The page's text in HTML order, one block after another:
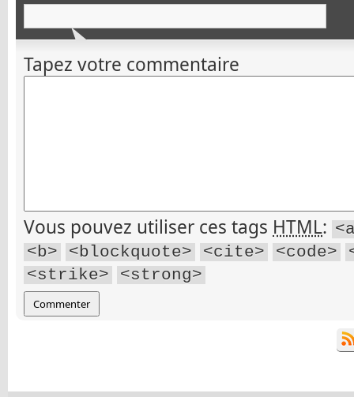
Tapez votre commentaire
Vous pouvez utiliser ces tags HTML:
<b>
<blockquote> <cite> <code>
<strike>
<strong>